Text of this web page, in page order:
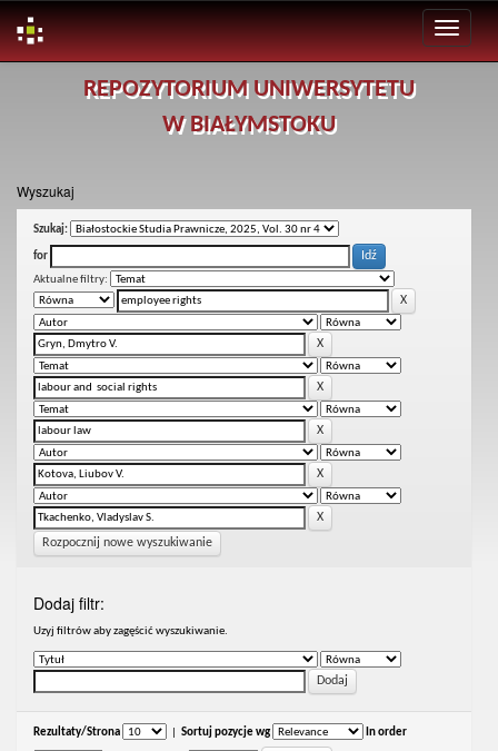
REPOZYTORIUM UNIWERSYTETU
W BIAŁYMSTOKU
Wyszukaj
Szukaj:
for
Aktualne filtry:
Rozpocznij nowe wyszukiwanie
Dodaj filtr:
Uzyj filtrów aby zagęścić wyszukiwanie.
Rezultaty/Strona Sortuj pozycje wg In order